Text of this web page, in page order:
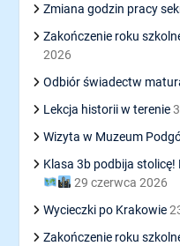
Zmiana godzin pracy
Zakończenie roku
2026
Odbiór świadectw
Lekcja historii w terenie
Wizyta w Muzeum
Klasa 3b podbija stolicę!
29 czerwca 2026
Wycieczki po Krakowie
Zakończenie roku